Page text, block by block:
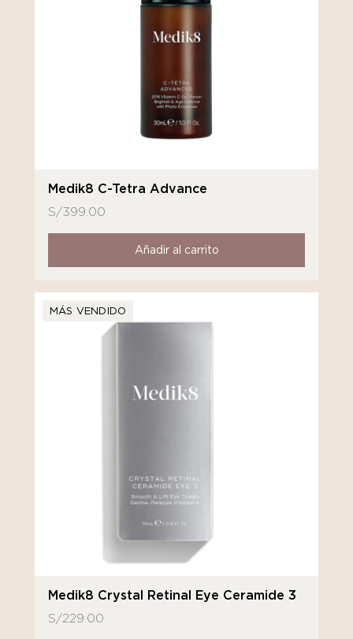
Medik8 C-Tetra Advance
S/399.00
Añadir al carrito
MÁS VENDIDO
Medik8 Crystal Retinal Eye Ceramide 3
S/229.00